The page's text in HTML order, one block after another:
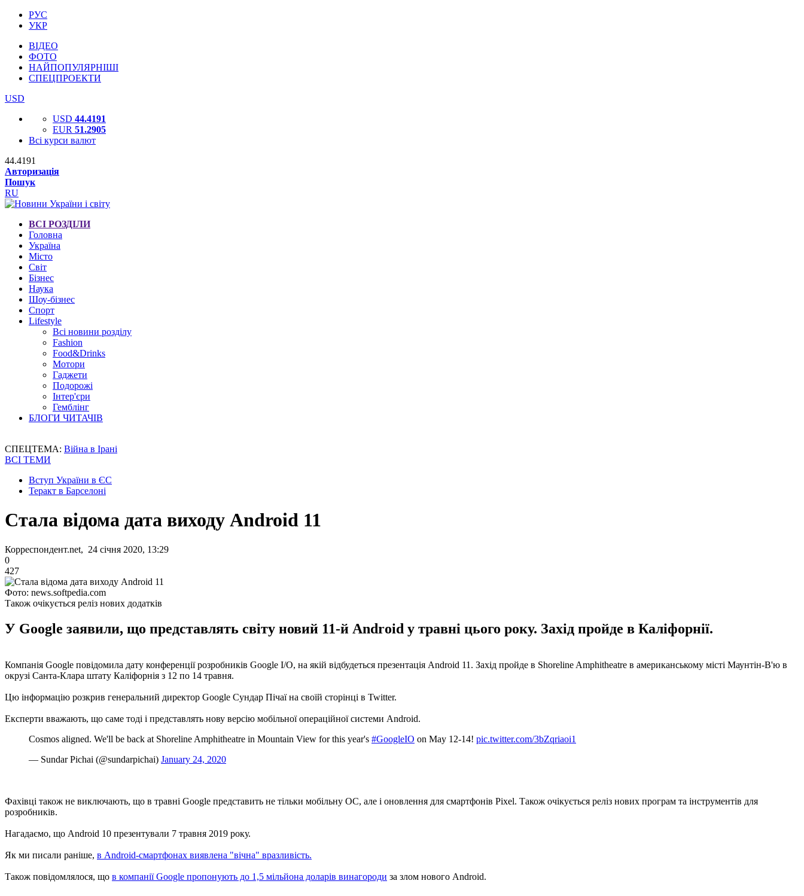
РУС
УКР
ВІДЕО
ФОТО
НАЙПОПУЛЯРНІШІ
СПЕЦПРОЕКТИ
USD
USD 44.4191
EUR 51.2905
Всі курси валют
44.4191
Авторизація
Пошук
RU
ВСІ РОЗДІЛИ
Головна
Україна
Місто
Світ
Бізнес
Наука
Шоу-бізнес
Спорт
Lifestyle
Всі новини розділу
Fashion
Food&Drinks
Мотори
Гаджети
Подорожі
Інтер'єри
Гемблінг
БЛОГИ ЧИТАЧІВ
СПЕЦТЕМА: Війна в Ірані
ВСІ ТЕМИ
Вступ України в ЄС
Теракт в Барселоні
Стала відома дата виходу Android 11
Корреспондент.net, 24 січня 2020, 13:29
0
427
Фото: news.softpedia.com
Також очікується реліз нових додатків
У Google заявили, що представлять світу новий 11-й Android у травні цього року. Захід пройде в Каліфорнії.
Компанія Google повідомила дату конференції розробників Google I/O, на якій відбудеться презентація Android 11. Захід пройде в Shoreline Amphitheatre в американському місті Маунтін-В'ю в
окрузі Санта-Клара штату Каліфорнія з 12 по 14 травня.
Цю інформацію розкрив генеральний директор Google Сундар Пічаї на своїй сторінці в Twitter.
Експерти вважають, що саме тоді і представлять нову версію мобільної операційної системи Android.
Cosmos aligned. We'll be back at Shoreline Amphitheatre in Mountain View for this year's #GoogleIO on May 12-14! pic.twitter.com/3bZqriaoi1
— Sundar Pichai (@sundarpichai) January 24, 2020
Фахівці також не виключають, що в травні Google представить не тільки мобільну ОС, але і оновлення для смартфонів Pixel. Також очікується реліз нових програм та інструментів для
розробників.
Нагадаємо, що Android 10 презентували 7 травня 2019 року.
Як ми писали раніше, в Android-смартфонах виявлена "вічна" вразливість.
Також повідомлялося, що в компанії Google пропонують до 1,5 мільйона доларів винагороди за злом нового Android.